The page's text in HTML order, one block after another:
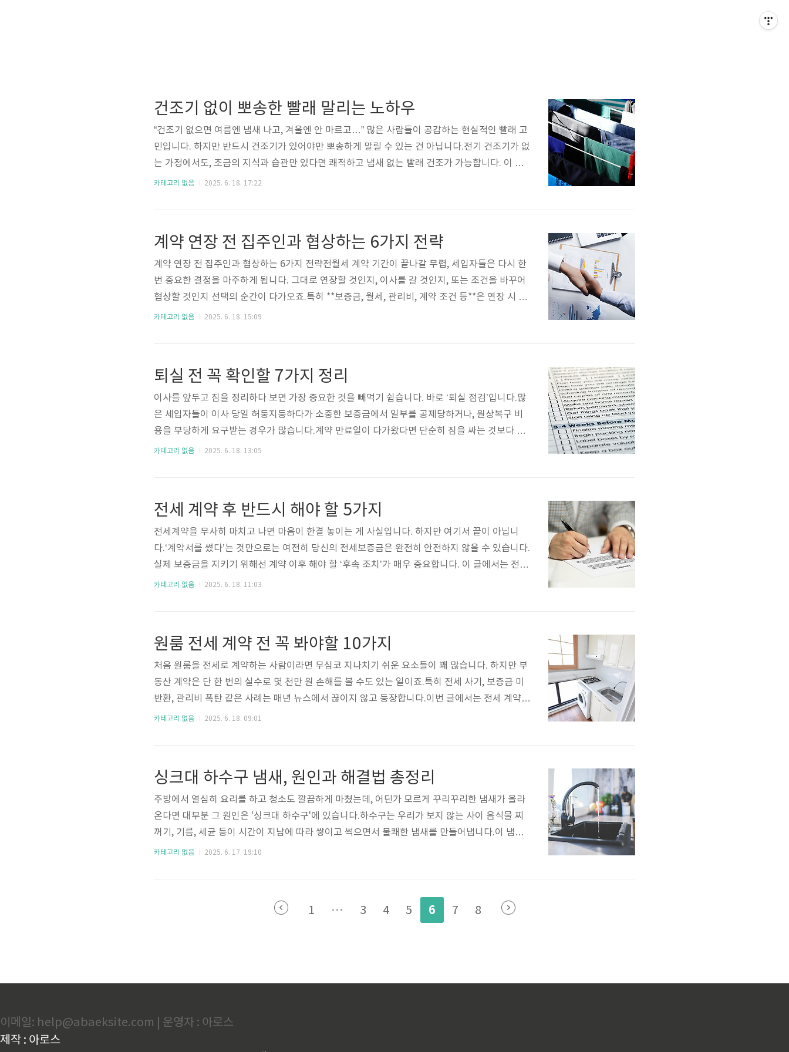
건조기 없이 뽀송한 빨래 말리는 노하우
“건조기 없으면 여름엔 냄새 나고, 겨울엔 안 마르고…” 많은 사람들이 공감하는 현실적인 빨래 고
민입니다. 하지만 반드시 건조기가 있어야만 뽀송하게 말릴 수 있는 건 아닙니다.전기 건조기가 없
는 가정에서도, 조금의 지식과 습관만 있다면 쾌적하고 냄새 없는 빨래 건조가 가능합니다. 이 글
에서는 건조기 없이도 효과적으로 빨래를 말릴 수 있는 실전 노하우 9가지를 구체적으로 소개합니
이내에 바로 널 수 있다면, 냄..
카테고리 없음 2025. 6. 18. 17:22
계약 연장 전 집주인과 협상하는 6가지 전략
계약 연장 전 집주인과 협상하는 6가지 전략전월세 계약 기간이 끝나갈 무렵, 세입자들은 다시 한
번 중요한 결정을 마주하게 됩니다. 그대로 연장할 것인지, 이사를 갈 것인지, 또는 조건을 바꾸어
협상할 것인지 선택의 순간이 다가오죠.특히 **보증금, 월세, 관리비, 계약 조건 등**은 연장 시 조
정 가능한 항목이며, 이때 집주인과의 협상력이 매우 중요합니다.이 글에서는 **임차인이 계약 연
약 만료 직전이 아닌 **1~2개..
카테고리 없음 2025. 6. 18. 15:09
퇴실 전 꼭 확인할 7가지 정리
이사를 앞두고 짐을 정리하다 보면 가장 중요한 것을 빼먹기 쉽습니다. 바로 ‘퇴실 점검’입니다.많
은 세입자들이 이사 당일 허둥지둥하다가 소중한 보증금에서 일부를 공제당하거나, 원상복구 비
용을 부당하게 요구받는 경우가 많습니다.계약 만료일이 다가왔다면 단순히 짐을 싸는 것보다 더
중요한 건 ‘퇴실 전 체크리스트’를 사전에 준비하고 실행하는 일입니다.이 글에서는 **퇴실 전 반
이런 분쟁을 피하기 위해서는 입주 당시 사진을 ..
카테고리 없음 2025. 6. 18. 13:05
전세 계약 후 반드시 해야 할 5가지
전세계약을 무사히 마치고 나면 마음이 한결 놓이는 게 사실입니다. 하지만 여기서 끝이 아닙니
다.‘계약서를 썼다’는 것만으로는 여전히 당신의 전세보증금은 완전히 안전하지 않을 수 있습니다.
실제 보증금을 지키기 위해선 계약 이후 해야 할 ‘후속 조치’가 매우 중요합니다. 이 글에서는 전세
계약 이후 반드시 해야 할 5가지 필수 행동을 초보자도 알기 쉽게 정리해드립니다.1. 확정일자와
이 두 가지를 **같은 날** 처리해야 ‘대항력 +..
카테고리 없음 2025. 6. 18. 11:03
원룸 전세 계약 전 꼭 봐야할 10가지
처음 원룸을 전세로 계약하는 사람이라면 무심코 지나치기 쉬운 요소들이 꽤 많습니다. 하지만 부
동산 계약은 단 한 번의 실수로 몇 천만 원 손해를 볼 수도 있는 일이죠.특히 전세 사기, 보증금 미
반환, 관리비 폭탄 같은 사례는 매년 뉴스에서 끊이지 않고 등장합니다.이번 글에서는 전세 계약
전 반드시 확인해야 할 10가지 체크리스트를 초보자도 이해하기 쉽게 정리해드리겠습니다.1. 등
면 전세 보증금 반환이 어려워질 수 있습니다..
카테고리 없음 2025. 6. 18. 09:01
싱크대 하수구 냄새, 원인과 해결법 총정리
주방에서 열심히 요리를 하고 청소도 깔끔하게 마쳤는데, 어딘가 모르게 꾸리꾸리한 냄새가 올라
온다면 대부분 그 원인은 '싱크대 하수구'에 있습니다.하수구는 우리가 보지 않는 사이 음식물 찌
꺼기, 기름, 세균 등이 시간이 지남에 따라 쌓이고 썩으면서 불쾌한 냄새를 만들어냅니다.이 냄새
는 단순히 불쾌함을 넘어 실내 전체 공기를 오염시키고 위생 문제로까지 이어질 수 있습니다.이번
로 아래 4가지로 분류됩니다.1) 음식물 찌꺼기 및 기름 사용한 식기에서 흘러들어간 음식 찌꺼기,
기름, 비누 거품 등은 배수구 안쪽에서 부패하며 냄새를..
카테고리 없음 2025. 6. 17. 19:10
1 ··· 3 4 5 6 7 8
이메일: help@abaeksite.com | 운영자 : 아로스
제작 : 아로스